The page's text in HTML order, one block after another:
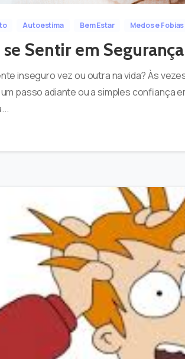
Autoestima Bem Estar Medos e Fobias
se Sentir em Segurança
inseguro vez ou outra na vida? Às
passo adiante ou a simples confiança